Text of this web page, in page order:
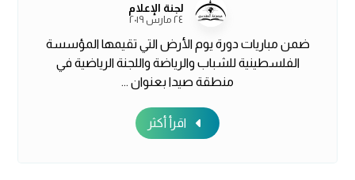
لجنة الإعلام
٢٤ مارس ٢٠١٩
ضمن مباريات دورة يوم الأرض التي تقيمها المؤسسة
الفلسطينية للشباب والرياضة واللجنة الرياضية في
منطقة صيدا بعنوان ...
اقرأ أكثر